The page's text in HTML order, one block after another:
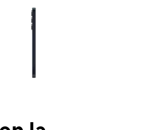
Selecting a thumbnail will